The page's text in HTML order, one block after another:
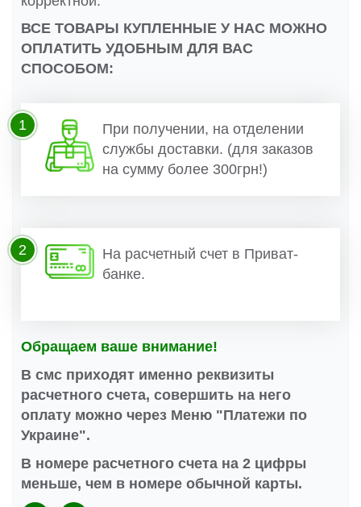
ВСЕ ТОВАРЫ КУПЛЕННЫЕ У НАС МОЖНО
ОПЛАТИТЬ УДОБНЫМ ДЛЯ ВАС
СПОСОБОМ:
При получении, на отделении
службы доставки. (для заказов
на сумму более 300грн!)
1
На расчетный счет в Приват-
банке.
2
Обращаем ваше внимание!
В смс приходят именно реквизиты
расчетного счета, совершить на него
оплату можно через Меню "Платежи по
Украине".
В номере расчетного счета на 2 цифры
меньше, чем в номере обычной карты.